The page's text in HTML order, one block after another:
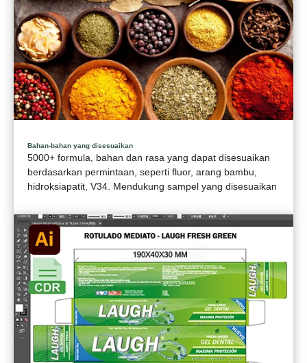
Bahan-bahan yang disesuaikan
5000+ formula, bahan dan rasa yang dapat disesuaikan
berdasarkan permintaan, seperti fluor, arang bambu,
hidroksiapatit, V34. Mendukung sampel yang disesuaikan